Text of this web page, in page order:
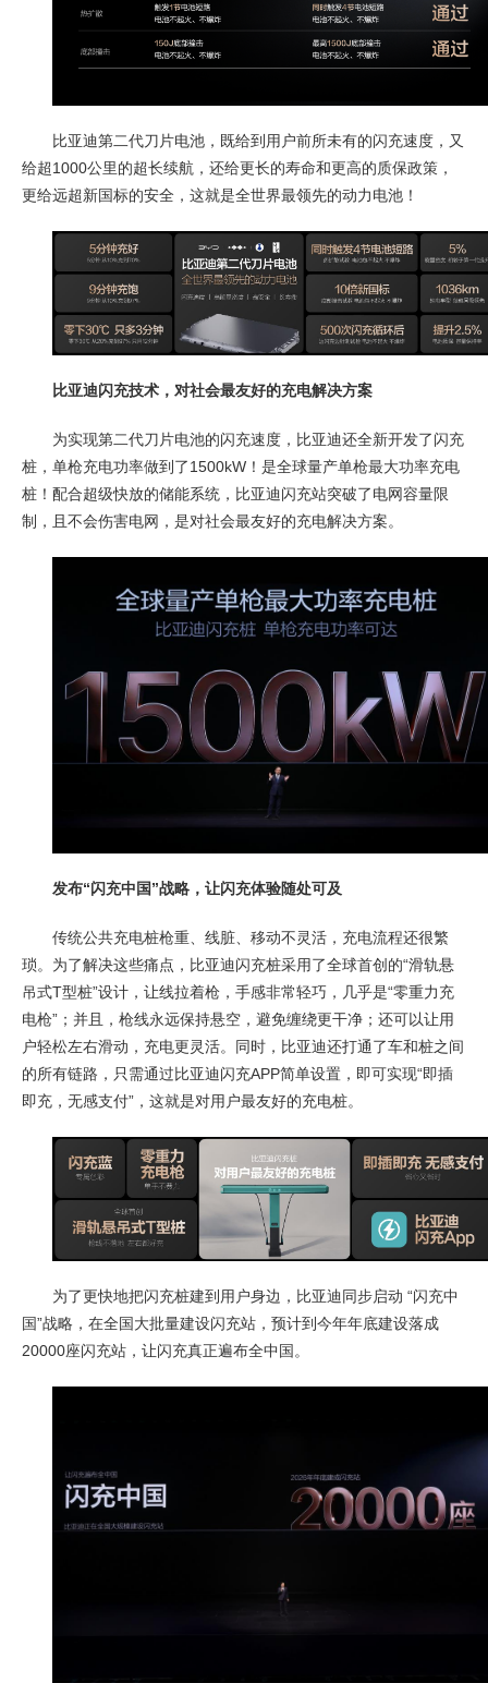
比亚迪第二代刀片电池，既给到用户前所未有的闪充速度，又
给超1000公里的超长续航，还给更长的寿命和更高的质保政策，
更给远超新国标的安全，这就是全世界最领先的动力电池！
比亚迪闪充技术，对社会最友好的充电解决方案
为实现第二代刀片电池的闪充速度，比亚迪还全新开发了闪充
桩，单枪充电功率做到了1500kW！是全球量产单枪最大功率充电
桩！配合超级快放的储能系统，比亚迪闪充站突破了电网容量限
制，且不会伤害电网，是对社会最友好的充电解决方案。
发布“闪充中国”战略，让闪充体验随处可及
传统公共充电桩枪重、线脏、移动不灵活，充电流程还很繁
琐。为了解决这些痛点，比亚迪闪充桩采用了全球首创的“滑轨悬
吊式T型桩”设计，让线拉着枪，手感非常轻巧，几乎是“零重力充
电枪”；并且，枪线永远保持悬空，避免缠绕更干净；还可以让用
户轻松左右滑动，充电更灵活。同时，比亚迪还打通了车和桩之间
的所有链路，只需通过比亚迪闪充APP简单设置，即可实现“即插
即充，无感支付”，这就是对用户最友好的充电桩。
为了更快地把闪充桩建到用户身边，比亚迪同步启动 “闪充中
国”战略，在全国大批量建设闪充站，预计到今年年底建设落成
20000座闪充站，让闪充真正遍布全中国。